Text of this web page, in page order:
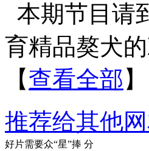
本期节目请
育精品獒犬的
【查看全部 】
推荐给其他
好片需要众“星”捧 分